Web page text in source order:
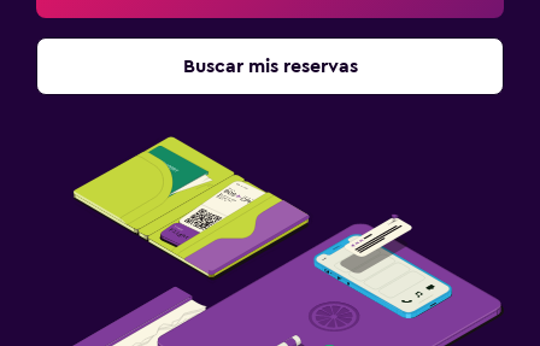
Buscar mis reservas